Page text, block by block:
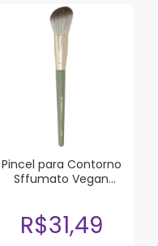
Pincel para Contorno
Sffumato Vegan
R$31,49